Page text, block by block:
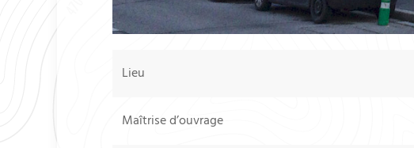
Lieu
Maîtrise d’ouvrage